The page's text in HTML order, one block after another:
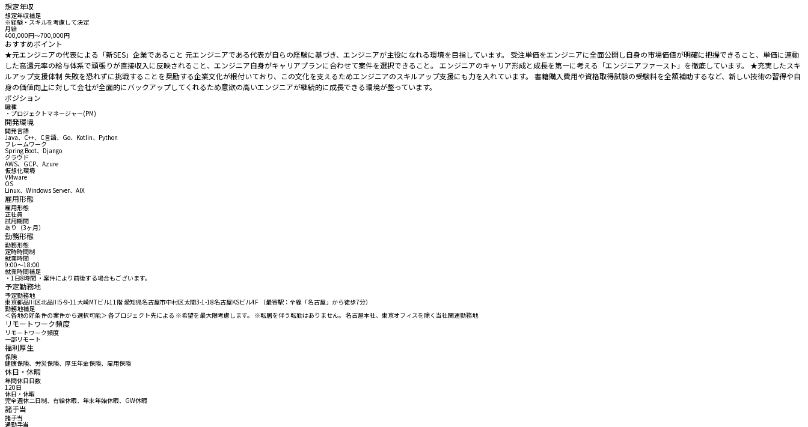
想定年収
想定年収補足
※経験・スキルを考慮して決定
月給
400,000円〜700,000円
おすすめポイント
★元エンジニアの代表による「新SES」企業であること 元エンジニアである代表が自らの経験に基づき、エンジニアが主役になれる環境を目指しています。 受注単価をエンジニアに全面公開し自身の市場価値が明確に把握できること、単価に連動
した高還元率の給与体系で頑張りが直接収入に反映されること、エンジニア自身がキャリアプランに合わせて案件を選択できること。 エンジニアのキャリア形成と成長を第一に考える「エンジニアファースト」を徹底しています。 ★充実したスキ
ルアップ支援体制 失敗を恐れずに挑戦することを奨励する企業文化が根付いており、この文化を支えるためエンジニアのスキルアップ支援にも力を入れています。 書籍購入費用や資格取得試験の受験料を全額補助するなど、新しい技術の習得や自
身の価値向上に対して会社が全面的にバックアップしてくれるため意欲の高いエンジニアが継続的に成長できる環境が整っています。
ポジション
職種
・プロジェクトマネージャー(PM)
開発環境
開発言語
Java、C++、C言語、Go、Kotlin、Python
フレームワーク
Spring Boot、Django
クラウド
AWS、GCP、Azure
仮想化環境
VMware
OS
Linux、Windows Server、AIX
雇用形態
雇用形態
正社員
試用期間
あり（3ヶ月）
勤務形態
勤務形態
定時時間制
就業時間
9:00〜18:00
就業時間補足
・1日8時間 ・案件により前後する場合もございます。
予定勤務地
予定勤務地
東京都品川区北品川5-9-11大崎MTビル11階 愛知県名古屋市中村区太閤3-1-18名古屋KSビル4F （最寄駅：全線「名古屋」から徒歩7分）
勤務地補足
＜各地の好条件の案件から選択可能＞ 各プロジェクト先による ※希望を最大限考慮します。 ※転居を伴う転勤はありません。 名古屋本社、東京オフィスを除く当社関連勤務地
リモートワーク頻度
リモートワーク頻度
一部リモート
福利厚生
保険
健康保険、労災保険、厚生年金保険、雇用保険
休日・休暇
年間休日日数
120日
休日・休暇
完全週休二日制、有給休暇、年末年始休暇、GW休暇
諸手当
諸手当
通勤手当